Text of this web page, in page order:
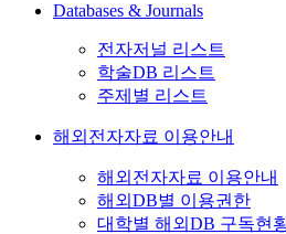
Databases & Journals
전자저널 리스트
학술DB 리스트
주제별 리스트
해외전자자료 이용안내
해외전자자료 이용안내
해외DB별 이용권한
대학별 해외DB 구독현